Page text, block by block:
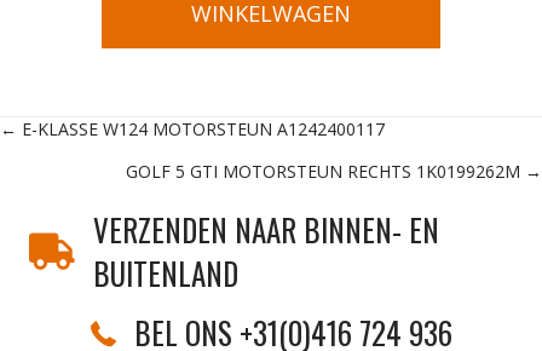
WINKELWAGEN
Posts
navigation
← E-KLASSE W124 MOTORSTEUN A1242400117
GOLF 5 GTI MOTORSTEUN RECHTS 1K0199262M →
VERZENDEN NAAR BINNEN- EN
BUITENLAND
BEL ONS +31(0)416 724 936